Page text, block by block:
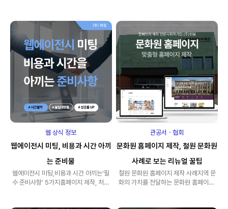
웹 상식 정보
웹에이전시 미팅, 비용과 시간 아끼
는 준비물
웹에이전시 미팅,비용과 시간 아끼는'필
수 준비사항' 5가지홈페이지 제작, 처음
관공서ㆍ협회
문화원 홈페이지 제작, 철원 문화원
사례로 보는 리뉴얼 꿀팁
철원 문화원 홈페이지 제작 사례지역 문
화의 가치를 전달하는 문화원 홈페이지,